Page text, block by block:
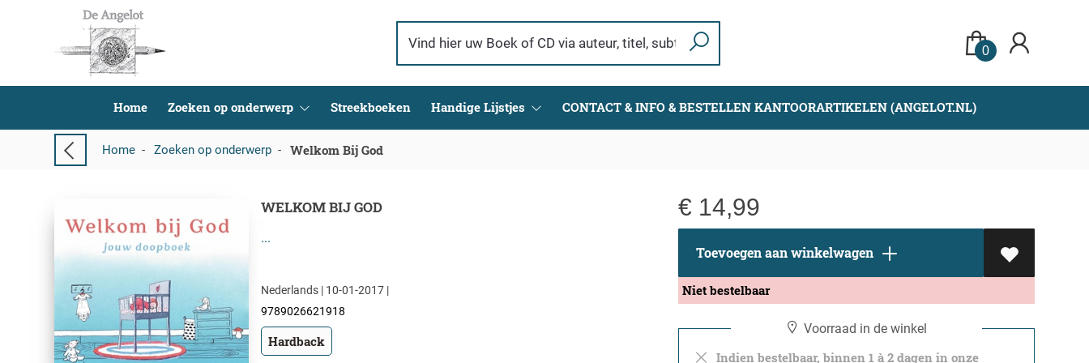
0
Home Zoeken op onderwerp Streekboeken Handige Lijstjes CONTACT & INFO & BESTELLEN KANTOORARTIKELEN (ANGELOT.NL)
Home - Zoeken op onderwerp - Welkom Bij God
WELKOM BIJ GOD
...
Nederlands | 10-01-2017 |
9789026621918
Hardback
€ 14,99
Toevoegen aan winkelwagen
Niet bestelbaar
Voorraad in de winkel
Indien bestelbaar, binnen 1 à 2 dagen in onze